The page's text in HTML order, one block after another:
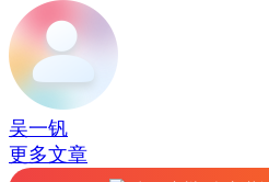
吴一钒
更多文章